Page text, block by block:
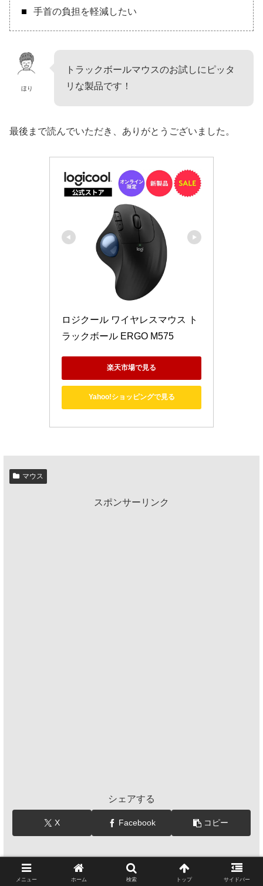
手首の負担を軽減したい
ほり
トラックボールマウスのお試しにピッタ
リな製品です！
最後まで読んでいただき、ありがとうございました。
ロジクール ワイヤレスマウス ト
ラックボール ERGO M575
楽天市場で見る
Yahoo!ショッピングで見る
マウス
スポンサーリンク
シェアする
X Facebook コピー
ほりをフォローする
メニュー ホーム 検索 トップ サイドバー